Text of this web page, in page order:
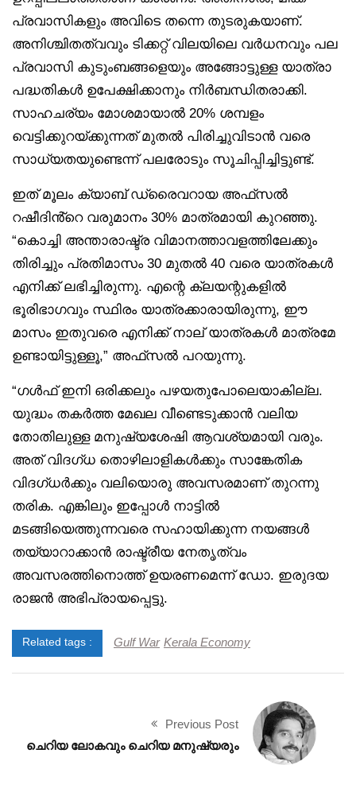
പ്രവാസികളും അവിടെ തന്നെ തുടരുകയാണ്.
അനിശ്ചിതത്വവും ടിക്കറ്റ് വിലയിലെ വർധനവും പല
പ്രവാസി കുടുംബങ്ങളെയും അങ്ങോട്ടുള്ള യാത്രാ
പദ്ധതികൾ ഉപേക്ഷിക്കാനും നിർബന്ധിതരാക്കി.
സാഹചര്യം മോശമായാൽ 20% ശമ്പളം
വെട്ടിക്കുറയ്ക്കുന്നത് മുതൽ പിരിച്ചുവിടാൻ വരെ
സാധ്യതയുണ്ടെന്ന് പലരോടും സൂചിപ്പിച്ചിട്ടുണ്ട്.
ഇത് മൂലം ക്യാബ് ഡ്രൈവറായ അഫ്‌സൽ
റഷീദിൻ്റെ വരുമാനം 30% മാത്രമായി കുറഞ്ഞു.
“കൊച്ചി അന്താരാഷ്ട്ര വിമാനത്താവളത്തിലേക്കും
തിരിച്ചും പ്രതിമാസം 30 മുതൽ 40 വരെ യാത്രകൾ
എനിക്ക് ലഭിച്ചിരുന്നു. എന്റെ ക്ലയന്റുകളിൽ
ഭൂരിഭാഗവും സ്ഥിരം യാത്രക്കാരായിരുന്നു, ഈ
മാസം ഇതുവരെ എനിക്ക് നാല് യാത്രകൾ മാത്രമേ
ഉണ്ടായിട്ടുള്ളൂ,” അഫ്‌സൽ പറയുന്നു.
“ഗൾഫ് ഇനി ഒരിക്കലും പഴയതുപോലെയാകില്ല.
യുദ്ധം തകർത്ത മേഖല വീണ്ടെടുക്കാൻ വലിയ
തോതിലുള്ള മനുഷ്യശേഷി ആവശ്യമായി വരും.
അത് വിദഗ്ധ തൊഴിലാളികൾക്കും സാങ്കേതിക
വിദഗ്ധർക്കും വലിയൊരു അവസരമാണ് തുറന്നു
തരിക. എങ്കിലും ഇപ്പോൾ നാട്ടിൽ
മടങ്ങിയെത്തുന്നവരെ സഹായിക്കുന്ന നയങ്ങൾ
തയ്യാറാക്കാൻ രാഷ്ട്രീയ നേതൃത്വം
അവസരത്തിനൊത്ത് ഉയരണമെന്ന് ഡോ. ഇരുദയ
രാജൻ അഭിപ്രായപ്പെട്ടു.
Related tags : Gulf War Kerala Economy
Previous Post
ചെറിയ ലോകവും ചെറിയ മനുഷ്യരും